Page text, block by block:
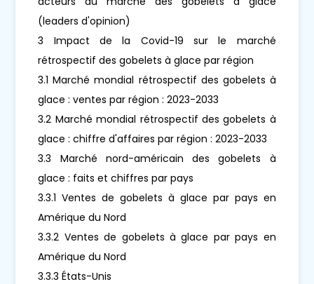
(leaders d'opinion)
3 Impact de la Covid-19 sur le marché
rétrospectif des gobelets à glace par région
3.1 Marché mondial rétrospectif des gobelets à
glace : ventes par région : 2023-2033
3.2 Marché mondial rétrospectif des gobelets à
glace : chiffre d'affaires par région : 2023-2033
3.3 Marché nord-américain des gobelets à
glace : faits et chiffres par pays
3.3.1 Ventes de gobelets à glace par pays en
Amérique du Nord
3.3.2 Ventes de gobelets à glace par pays en
Amérique du Nord
3.3.3 États-Unis